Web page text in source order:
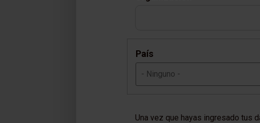
País
- Ninguno -
Una vez que hayas ingresado tus